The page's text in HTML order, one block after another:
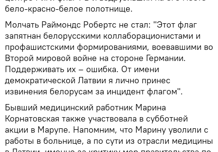
бело-красно-белое полотнище.
Молчать Раймондс Робертс не стал: "Этот флаг
запятнан белорусскими коллаборационистами и
профашистскими формированиями, воевавшими во
Второй мировой войне на стороне Германии.
Поддерживать их – ошибка. От имени
демократической Латвии я лично принес
извинения белорусам за инцидент флагом".
Бывший медицинский работник Марина
Корнатовская также участвовала в субботней
акции в Марупе. Напомним, что Марину уволили с
работы в больнице, а по сути из отрасли медицины